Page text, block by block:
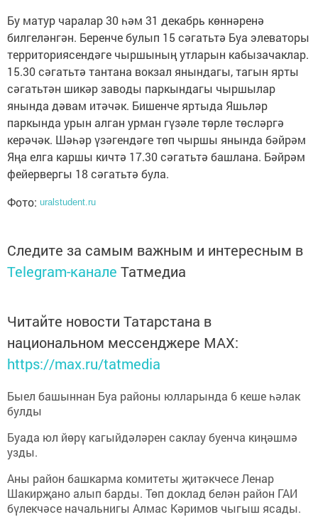
Бу матур чаралар 30 һәм 31 декабрь көннәренә
билгеләнгән. Беренче булып 15 сәгатьтә Буа элеваторы
территориясендәге чыршының утларын кабызачаклар.
15.30 сәгатьтә тантана вокзал янындагы, тагын ярты
сәгатьтән шикәр заводы паркындагы чыршылар
янында дәвам итәчәк. Бишенче яртыда Яшьләр
паркында урын алган урман гүзәле төрле төсләргә
керәчәк. Шәһәр үзәгендәге төп чыршы янында бәйрәм
Яңа елга каршы кичтә 17.30 сәгатьтә башлана. Бәйрәм
фейервергы 18 сәгатьтә була.
Фото: uralstudent.ru
Следите за самым важным и интересным в
Telegram-канале Татмедиа
Читайте новости Татарстана в
национальном мессенджере MАХ:
https://max.ru/tatmedia
Быел башыннан Буа районы юлларында 6 кеше һәлак
булды
Буада юл йөрү кагыйдәләрен саклау буенча киңәшмә
узды.
Аны район башкарма комитеты җитәкчесе Ленар
Шакирҗано алып барды. Төп доклад белән район ГАИ
бүлекчәсе начальнигы Алмас Кәримов чыгыш ясады.